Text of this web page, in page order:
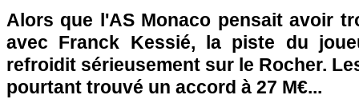
Alors que l'AS Monaco pensait avoir
avec Franck Kessié, la piste du
refroidit sérieusement sur le Rocher.
pourtant trouvé un accord à 27 M€...